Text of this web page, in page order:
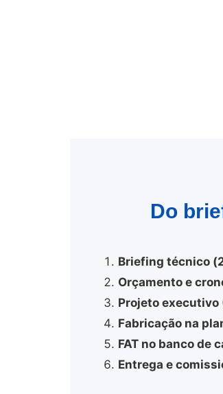
Do
Briefing técnico
Orçamento e
Projeto executivo
Fabricação na
FAT no banco de
Entrega e